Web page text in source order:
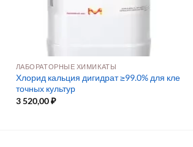
ЛАБОРАТОРНЫЕ ХИМИКАТЫ
Хлорид кальция дигидрат ≥99.0% для кле
точных культур
3 520,00₽